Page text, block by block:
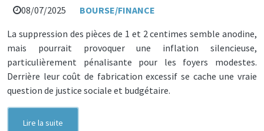
08/07/2025
BOURSE/FINANCE
La suppression des pièces de 1 et 2 centimes semble anodine,
mais pourrait provoquer une inflation silencieuse,
particulièrement pénalisante pour les foyers modestes.
Derrière leur coût de fabrication excessif se cache une vraie
question de justice sociale et budgétaire.
Lire la suite